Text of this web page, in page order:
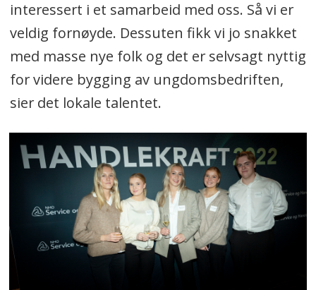
interessert i et samarbeid med oss. Så vi er
veldig fornøyde. Dessuten fikk vi jo snakket
med masse nye folk og det er selvsagt nyttig
for videre bygging av ungdomsbedriften,
sier det lokale talentet.